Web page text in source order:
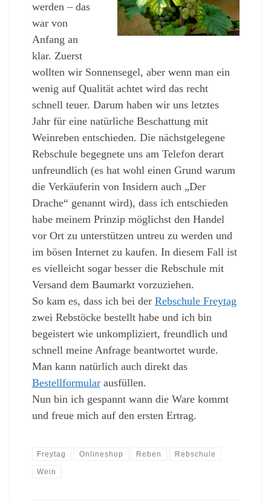
werden – das
war von
Anfang an
klar. Zuerst
wollten wir Sonnensegel, aber wenn man ein
wenig auf Qualität achtet wird das recht
schnell teuer. Darum haben wir uns letztes
Jahr für eine natürliche Beschattung mit
Weinreben entschieden. Die nächstgelegene
Rebschule begegnete uns am Telefon derart
unfreundlich (es hat wohl einen Grund warum
die Verkäuferin von Insidern auch „Der
Drache“ genannt wird), dass ich entschieden
habe meinem Prinzip möglichst den Handel
vor Ort zu unterstützen untreu zu werden und
im bösen Internet zu kaufen. In diesem Fall ist
es vielleicht sogar besser die Rebschule mit
Versand dem Baumarkt vorzuziehen.
So kam es, dass ich bei der Rebschule Freytag
zwei Rebstöcke bestellt habe und ich bin
begeistert wie unkompliziert, freundlich und
schnell meine Anfrage beantwortet wurde.
Man kann natürlich auch direkt das
Bestellformularausfüllen.
Nun bin ich gespannt wann die Ware kommt
und freue mich auf den ersten Ertrag.
Freytag Onlineshop Reben Rebschule
Wein